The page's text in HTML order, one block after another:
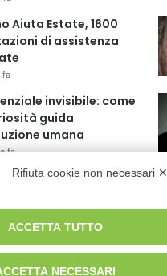
Aiuta Estate, 1600
di assistenza
fa
invisibile: come
guida
umana
fa
tra tradizione e
metropoli in
fa
Rifiuta cookie non necessari ✕
ACCETTA TUTTO
NECESSARI